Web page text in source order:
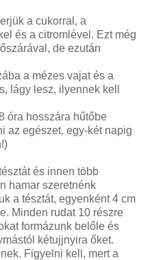
a cukorral, a
és a citromlével. Ezt még
de ezután
a mézes vajat és a
lágy lesz, ilyennek kell
óra hosszára hűtőbe
az egészet, egy-két napig
és innen több
hamar szeretnénk
a tésztát, egyenként 4 cm
Minden rudat 10 részre
formázunk belőle és
kétujjnyira őket.
Figyelni kell, mert a